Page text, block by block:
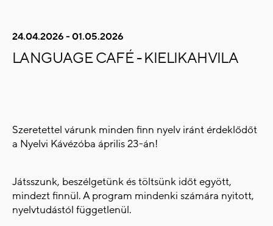
24.04.2026 - 01.05.2026
LANGUAGE CAFÉ - KIELIKAHVILA
Szeretettel várunk minden finn nyelv iránt érdeklődőt
a Nyelvi Kávézóba április 23-án!
Játsszunk, beszélgetünk és töltsünk időt egyött,
mindezt finnül. A program mindenki számára nyitott,
nyelvtudástól függetlenül.